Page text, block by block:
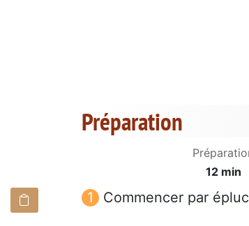
Préparation
12 min
Commencer par